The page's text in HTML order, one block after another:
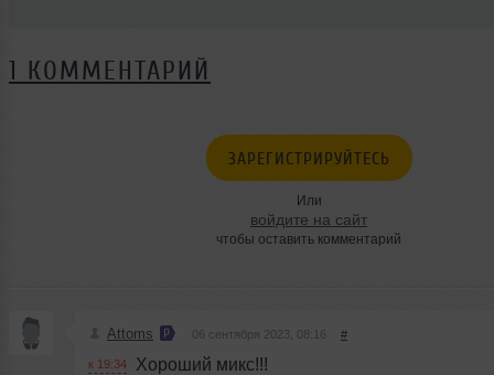
1 КОММЕНТАРИЙ
ЗАРЕГИСТРИРУЙТЕСЬ
Или
войдите на сайт
чтобы оставить комментарий
Attoms 06 сентября 2023, 08:16 #
к 19:34 Хороший микс!!!